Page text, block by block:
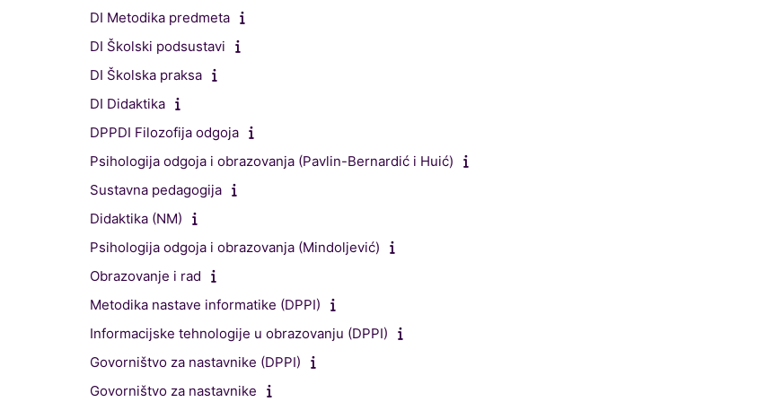
DI Metodika predmeta
DI Školski podsustavi
DI Školska praksa
DI Didaktika
DPPDI Filozofija odgoja
Psihologija odgoja i obrazovanja (Pavlin-Bernardić i Huić)
Sustavna pedagogija
Didaktika (NM)
Psihologija odgoja i obrazovanja (Mindoljević)
Obrazovanje i rad
Metodika nastave informatike (DPPI)
Informacijske tehnologije u obrazovanju (DPPI)
Govorništvo za nastavnike (DPPI)
Govorništvo za nastavnike